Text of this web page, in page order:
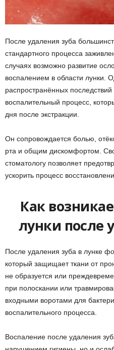
После удаления зуба
стандартного процесса
случаях возможно развитие
воспалением в области лунки.
распространённых последствий
воспалительный процесс,
дня после экстракции.
Он сопровождается болью,
рта и общим дискомфортом.
стоматологу позволяет
ускорить процесс
Как
лунки после
После удаления зуба в лунке
который защищает ткани от
не образуется или
при полоскании или
входными воротами для
воспалительного процесса.
Воспаление после удаления